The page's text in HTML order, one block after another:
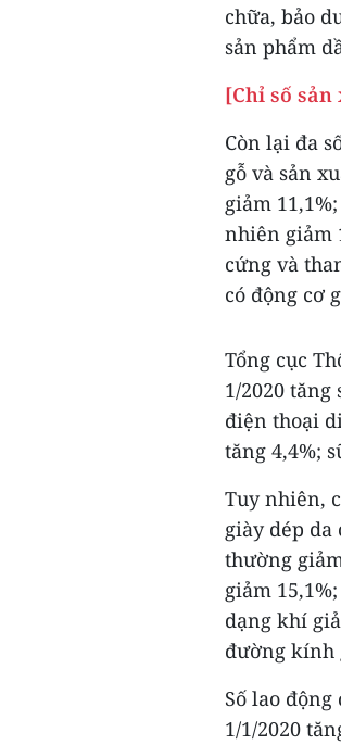
chữa, bảo
sản phẩm
[Chỉ số sản
Còn lại đa
gỗ và sản
giảm
nhiên giảm
cứng và
có động cơ
Tổng cục
1/2020
điện thoại
tăng 4,4%;
Tuy nhiên,
giày dép da
thường
giảm
dạng khí
đường kính
Số lao
1/1/2020